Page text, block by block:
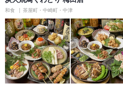
和食 茶屋町・中崎町・中津